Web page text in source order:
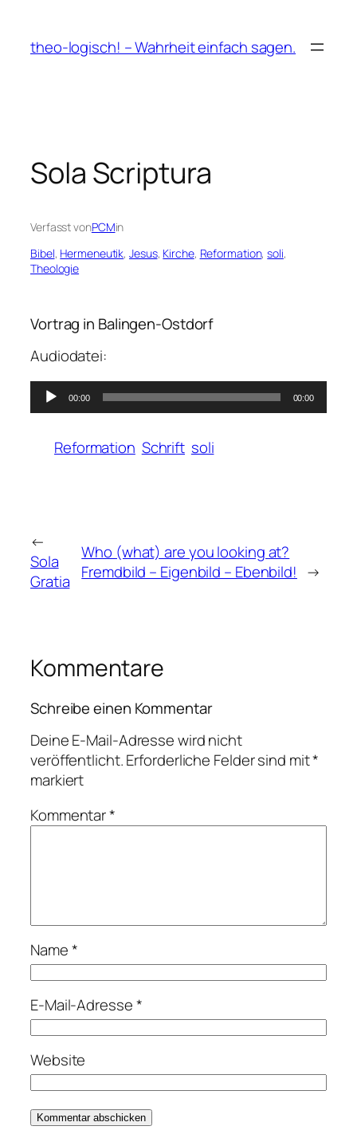
springen
theo-logisch! – Wahrheit einfach sagen.
Sola Scriptura
Verfasst vonPCMin
Bibel, Hermeneutik, Jesus, Kirche, Reformation, soli
Theologie
Vortrag in Balingen-Ostdorf
Audiodatei:
Audio-
Player
00:00 00:00
Reformation Schrift soli
←
Sola
Gratia
Who (what) are you looking at?
Fremdbild – Eigenbild – Ebenbild! →
Kommentare
Schreibe einen Kommentar
Deine E-Mail-Adresse wird nicht
veröffentlicht.Erforderliche Felder sind mit*
markiert
Kommentar*
Name*
E-Mail-Adresse*
Website